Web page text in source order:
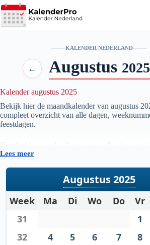
Ga
naar
de
KALENDER NEDERLAND
← Augustus 2025
Kalender augustus 2025
Bekijk hier de maandkalender van augustus
compleet overzicht van alle dagen,
feestdagen.
Handig als je snel wilt zien op welke dag een
je planning voor de maand augustus
Lees meer
Augustus 2025
Week Ma Di Wo Do Vr
31
1
32
4 5 6 7 8